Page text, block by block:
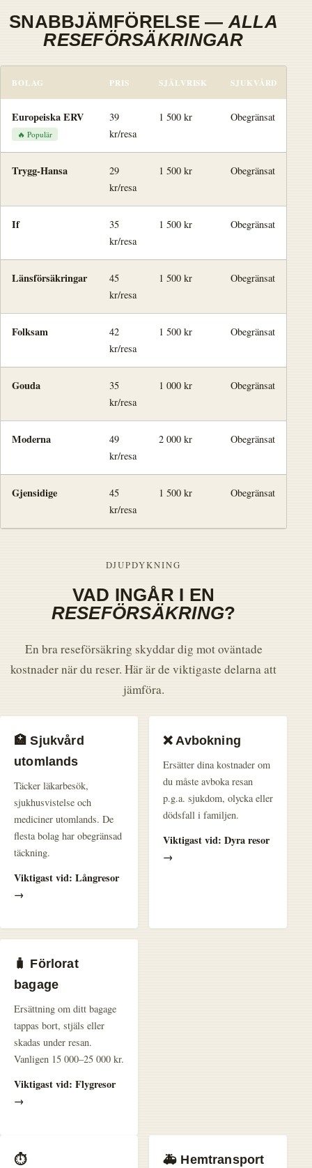
SNABBJÄMFÖRELSE — ALLA
RESEFÖRSÄKRINGAR
BOLAG PRIS SJÄLVRISK SJUKVÅRD
Europeiska ERV
🔥 Populär
39
kr/resa
1 500 kr Obegränsat
Trygg-Hansa
29
kr/resa
1 500 kr Obegränsat
If
35
kr/resa
1 500 kr Obegränsat
Länsförsäkringar
45
kr/resa
1 500 kr Obegränsat
Folksam
42
kr/resa
1 500 kr Obegränsat
Gouda
35
kr/resa
1 000 kr Obegränsat
Moderna
49
kr/resa
2 000 kr Obegränsat
Gjensidige
45
kr/resa
1 500 kr Obegränsat
DJUPDYKNING
VAD INGÅR I EN
RESEFÖRSÄKRING?
En bra reseförsäkring skyddar dig mot oväntade
kostnader när du reser. Här är de viktigaste delarna att
jämföra.
🏥 Sjukvård
utomlands
Täcker läkarbesök,
sjukhusvistelse och
mediciner utomlands. De
flesta bolag har obegränsad
täckning.
Viktigast vid: Långresor
→
❌ Avbokning
Ersätter dina kostnader om
du måste avboka resan
p.g.a. sjukdom, olycka eller
dödsfall i familjen.
Viktigast vid: Dyra resor
→
🧳 Förlorat
bagage
Ersättning om ditt bagage
tappas bort, stjäls eller
skadas under resan.
Vanligen 15 000–25 000 kr.
Viktigast vid: Flygresor
→
⏱️
🚑 Hemtransport